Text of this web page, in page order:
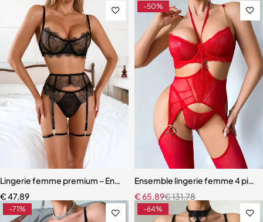
Lingerie femme premium – Ensemble romantique en dentelle fine
€47,89
-50%
Ensemble lingerie femme 4
€131,78
€65,89
-71% -64%